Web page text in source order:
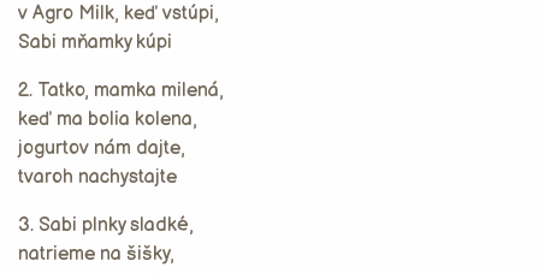
v Agro Milk, keď vstúpi,
Sabi mňamky kúpi
2. Tatko, mamka milená,
keď ma bolia kolena,
jogurtov nám dajte,
tvaroh nachystajte
3. Sabi plnky sladké,
natrieme na šišky,